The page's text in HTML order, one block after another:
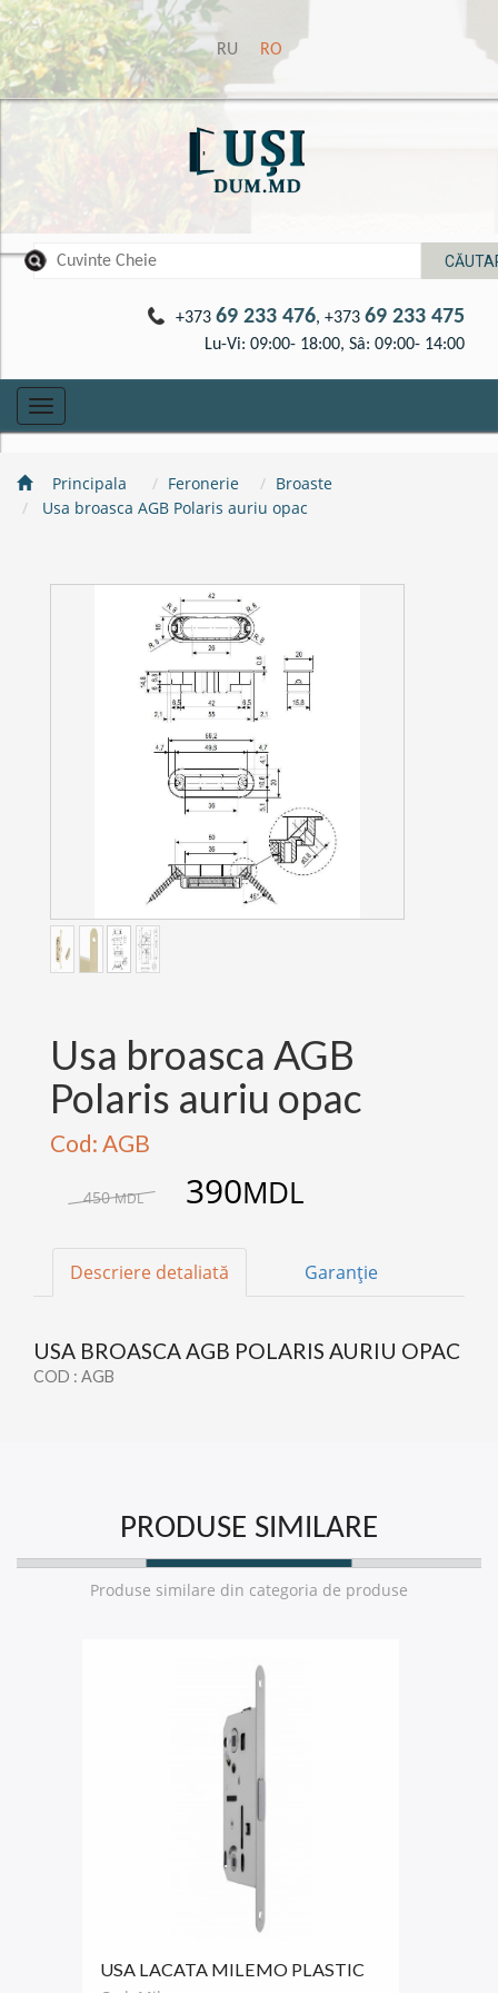
RU RO
+373 69 233 476, +373 69 233 475
Lu-Vi: 09:00- 18:00, Sâ: 09:00- 14:00
Toggle
navigation
Principala Feronerie
Broaste
Usa broasca AGB Polaris auriu opac
Usa broasca AGB
Polaris auriu opac
Cod: AGB
450MDL 390MDL
Descriere detaliată Garanție
USA BROASCA AGB POLARIS AURIU OPAC
COD : AGB
PRODUSE SIMILARE
Produse similare din categoria de produse
USA LACATA MILEMO PLASTIC